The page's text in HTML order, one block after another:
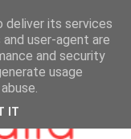
deliver its services
user-agent are
and security
usage
IT